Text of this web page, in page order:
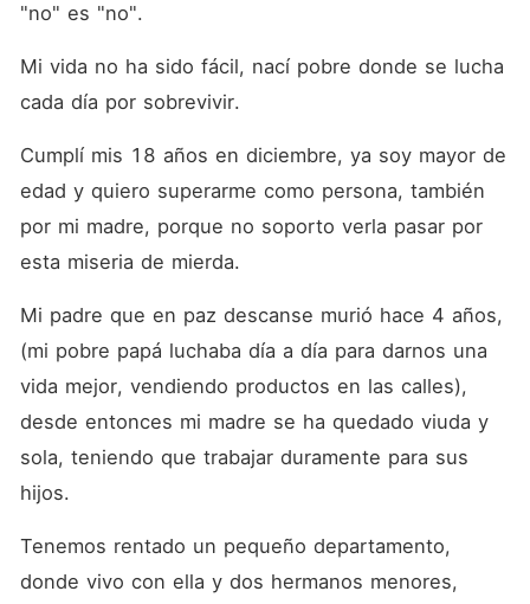
pero esto se le complica
tramar cosas oscuras en
contra de ella y su familia.
No obstante, la madre de
quien se llama Caden
conocida como "Empresa
Howard". Dicha joven debe
enfrentarse a los demonios
de este hombre adinerado y
costa. Ambos se enfrascan
en una lucha sin igual, por lo
tanto, cada día hay una
"no" es "no".
Mi vida no ha sido fácil, nací pobre donde se lucha
cada día por sobrevivir.
Cumplí mis 18 años en diciembre, ya soy mayor de
edad y quiero superarme como persona, también
por mi madre, porque no soporto verla pasar por
esta miseria de mierda.
Mi padre que en paz descanse murió hace 4 años,
(mi pobre papá luchaba día a día para darnos una
vida mejor, vendiendo productos en las calles),
desde entonces mi madre se ha quedado viuda y
sola, teniendo que trabajar duramente para sus
hijos.
Tenemos rentado un pequeño departamento,
donde vivo con ella y dos hermanos menores,